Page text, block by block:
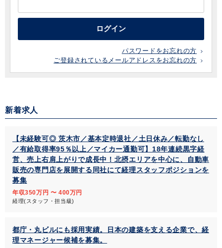
ログイン
パスワードをお忘れの方
ご登録されているメールアドレスをお忘れの方
新着求人
【未経験可◎ 茨木市／基本定時退社／土日休み／転勤なし
／有給取得率95％以上／マイカー通勤可】18年連続黒字経
営、売上右肩上がりで成長中！北摂エリアを中心に、自動車
販売の専門店を展開する同社にて経理スタッフポジションを
募集
年収350万円 〜 400万円
経理(スタッフ・担当級)
都庁・丸ビルにも採用実績。日本の建築を支える企業で、経
理マネージャー候補を募集。